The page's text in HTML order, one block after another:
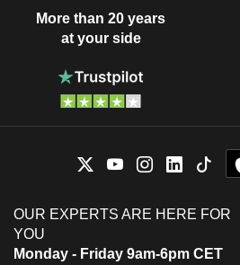
More than 20 years
at your side
OUR EXPERTS ARE HERE FOR
YOU
Monday - Friday 9am-6pm CET